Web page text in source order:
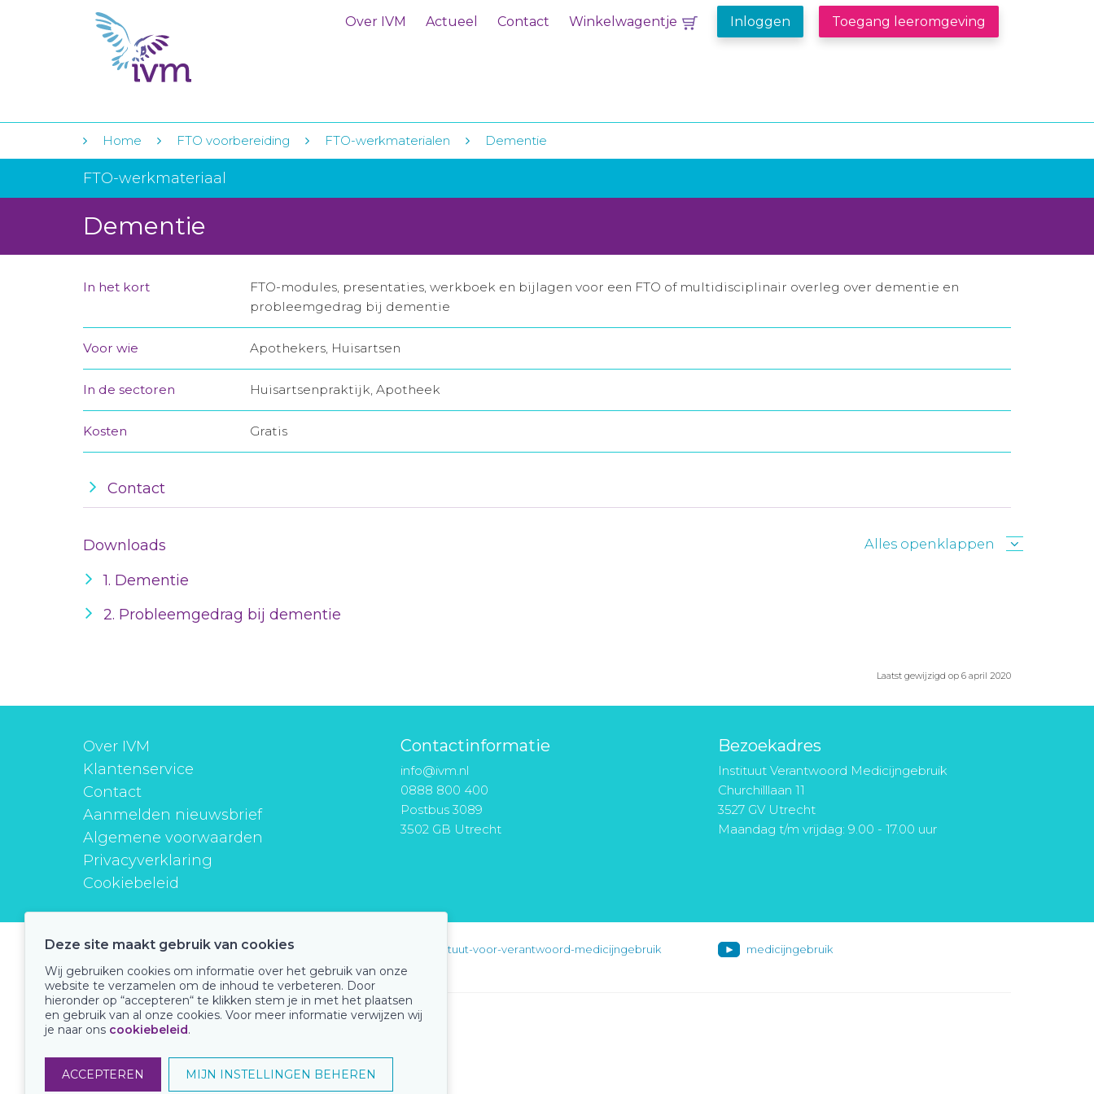
Over IVM Actueel Contact Winkelwagentje Inloggen Toegang leeromgeving
Home FTO voorbereiding FTO-werkmaterialen Dementie
FTO-werkmateriaal
Dementie
In het kort
FTO-modules, presentaties, werkboek en bijlagen voor een FTO of multidisciplinair overleg over dementie en
probleemgedrag bij dementie
Voor wie Apothekers, Huisartsen
In de sectoren Huisartsenpraktijk, Apotheek
Kosten Gratis
Contact
Downloads Alles openklappen
1. Dementie
2. Probleemgedrag bij dementie
Laatst gewijzigd op 6 april 2020
Over IVM
Klantenservice
Contact
Aanmelden nieuwsbrief
Algemene voorwaarden
Privacyverklaring
Cookiebeleid
Contactinformatie
info@ivm.nl
0888 800 400
Postbus 3089
3502 GB Utrecht
Bezoekadres
Instituut Verantwoord Medicijngebruik
Churchilllaan 11
3527 GV Utrecht
Maandag t/m vrijdag: 9.00 - 17.00 uur
instituutverantwoordmedicijngebruik instituut-voor-verantwoord-medicijngebruik medicijngebruik
Onze keurmerken
Deze site maakt gebruik van cookies
Wij gebruiken cookies om informatie over het gebruik van onze
website te verzamelen om de inhoud te verbeteren. Door
hieronder op “accepteren“ te klikken stem je in met het plaatsen
en gebruik van al onze cookies. Voor meer informatie verwijzen wij
je naar ons cookiebeleid.
ACCEPTEREN MIJN INSTELLINGEN BEHEREN